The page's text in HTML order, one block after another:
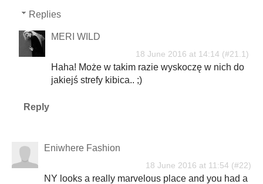
Replies
MERI WILD
18 June 2016 at 14:14
Haha! Może w takim razie wyskoczę w nich do
jakiejś strefy kibica.. ;)
Reply
Eniwhere Fashion
18 June 2016 at 11:54
NY looks a really marvelous place and you had a